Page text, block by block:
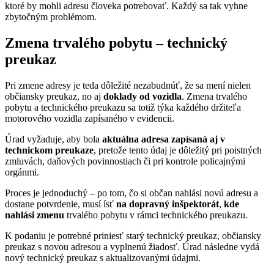
ktoré by mohli adresu človeka potrebovať. Každý sa tak vyhne
zbytočným problémom.
Zmena trvalého pobytu – technický
preukaz
Pri zmene adresy je teda dôležité nezabudnúť, že sa mení nielen
občiansky preukaz, no aj doklady od vozidla. Zmena trvalého
pobytu a technického preukazu sa totiž týka každého držiteľa
motorového vozidla zapísaného v evidencii.
Úrad vyžaduje, aby bola aktuálna adresa zapísaná aj v
technickom preukaze, pretože tento údaj je dôležitý pri poistných
zmluvách, daňových povinnostiach či pri kontrole policajnými
orgánmi.
Proces je jednoduchý – po tom, čo si občan nahlási novú adresu a
dostane potvrdenie, musí ísť na dopravný inšpektorát, kde
nahlási zmenu trvalého pobytu v rámci technického preukazu.
K podaniu je potrebné priniesť starý technický preukaz, občiansky
preukaz s novou adresou a vyplnenú žiadosť. Úrad následne vydá
nový technický preukaz s aktualizovanými údajmi.